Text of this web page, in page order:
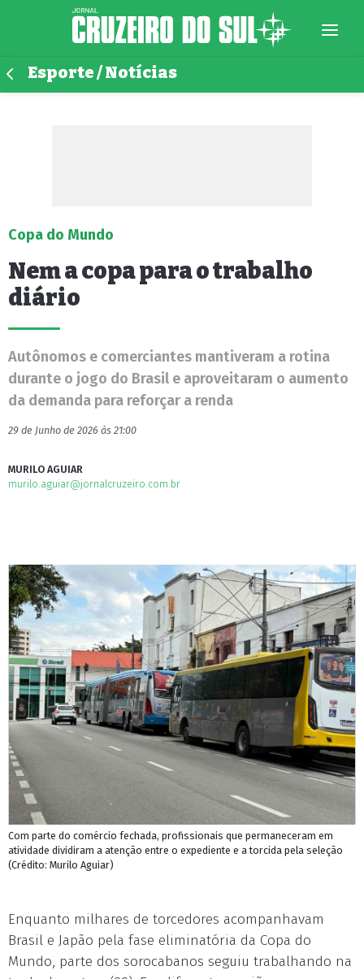
Esporte / Notícias
Copa do Mundo
Nem a copa para o trabalho
diário
Autônomos e comerciantes mantiveram a rotina
durante o jogo do Brasil e aproveitaram o aumento
da demanda para reforçar a renda
29 de Junho de 2026 às 21:00
MURILO AGUIAR
murilo.aguiar@jornalcruzeiro.com.br
Com parte do comércio fechada, profissionais que permaneceram em
atividade dividiram a atenção entre o expediente e a torcida pela seleção
(Crédito: Murilo Aguiar)
Enquanto milhares de torcedores acompanhavam
Brasil e Japão pela fase eliminatória da Copa do
Mundo, parte dos sorocabanos seguiu trabalhando na